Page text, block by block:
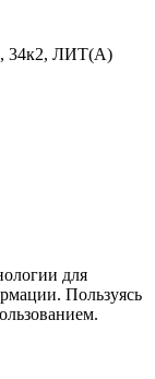
34к2, ЛИТ(А)
для
Пользуясь